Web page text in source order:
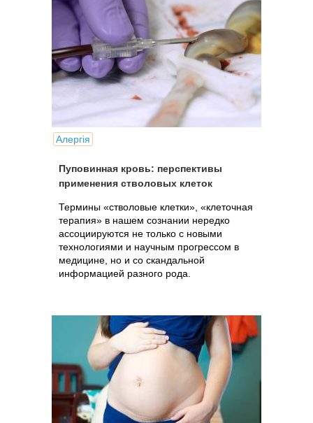
Алергія
Пуповинная кровь: перспективы
применения стволовых клеток
Термины «стволовые клетки», «клеточная
терапия» в нашем сознании нередко
ассоциируются не только с новыми
технологиями и научным прогрессом в
медицине, но и со скандальной
информацией разного рода.